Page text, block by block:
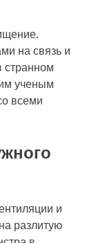
на связь и
странном
ученым
всеми
и
разлитую